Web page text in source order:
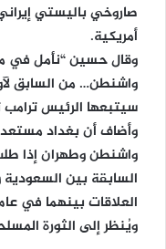
صاروخي باليستي
أمريكية.
وقال حسين “نأمل في
واشنطن… من السابق
سيتبعها الرئيس ترامب
وأضاف أن بغداد
واشنطن وطهران إذا
السابقة بين
العلاقات بينهما في عام
ويُنظر إلى الثورة